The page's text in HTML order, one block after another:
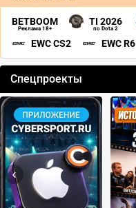
BETBOOM
Реклама 18+
TI 2026
по Dota 2
EWC CS2 EWC R6
Спецпроекты
‹